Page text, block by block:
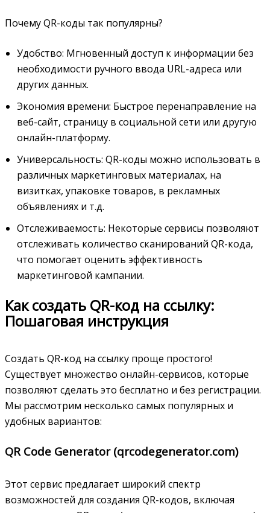
Почему QR-коды так популярны?
Удобство: Мгновенный доступ к информации без
необходимости ручного ввода URL-адреса или
других данных.
Экономия времени: Быстрое перенаправление на
веб-сайт, страницу в социальной сети или другую
онлайн-платформу.
Универсальность: QR-коды можно использовать в
различных маркетинговых материалах, на
визитках, упаковке товаров, в рекламных
объявлениях и т.д.
Отслеживаемость: Некоторые сервисы позволяют
отслеживать количество сканирований QR-кода,
что помогает оценить эффективность
маркетинговой кампании.
Как создать QR-код на ссылку:
Пошаговая инструкция
Создать QR-код на ссылку проще простого!
Существует множество онлайн-сервисов, которые
позволяют сделать это бесплатно и без регистрации.
Мы рассмотрим несколько самых популярных и
удобных вариантов:
QR Code Generator (qrcodegenerator.com)
Этот сервис предлагает широкий спектр
возможностей для создания QR-кодов, включая